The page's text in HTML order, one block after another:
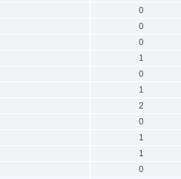
0
0
0
1
0
1
2
0
1
1
0